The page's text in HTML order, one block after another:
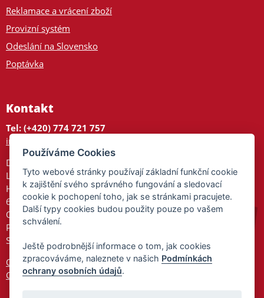
Reklamace a vrácení zboží
Provizní systém
Odeslání na Slovensko
Poptávka
Kontakt
Tel: (+420) 774 721 757
info@tajnedarky.cz
Dárkové centrum
Legionářů 2
Hodonín
695 01
Otevřeno:
Po-Pá 9-17
So 9-11:30
Ochrana osobních údajů
Cookies
Používáme Cookies
Tyto webové stránky používají základní funkční cookie
k zajištění svého správného fungování a sledovací
cookie k pochopení toho, jak se stránkami pracujete.
Další typy cookies budou použity pouze po vašem
schválení.
Ještě podrobnější informace o tom, jak cookies
zpracováváme, naleznete v našich Podmínkách
ochrany osobních údajů.